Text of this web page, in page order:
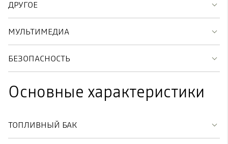
ДРУГОЕ
МУЛЬТИМЕДИА
БЕЗОПАСНОСТЬ
Основные характеристики
ТОПЛИВНЫЙ БАК